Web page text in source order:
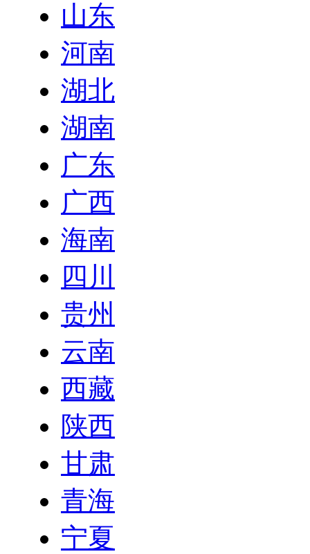
山东
河南
湖北
湖南
广东
广西
海南
四川
贵州
云南
西藏
陕西
甘肃
青海
宁夏